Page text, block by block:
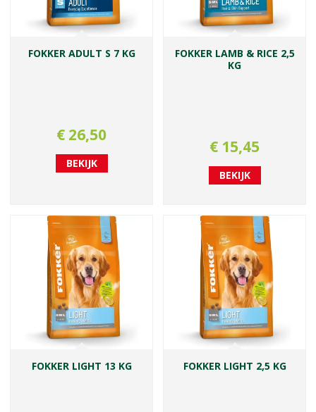
FOKKER ADULT S 7 KG
€ 26,50
BEKIJK
FOKKER LAMB & RICE 2,5
KG
€ 15,45
BEKIJK
FOKKER LIGHT 13 KG FOKKER LIGHT 2,5 KG